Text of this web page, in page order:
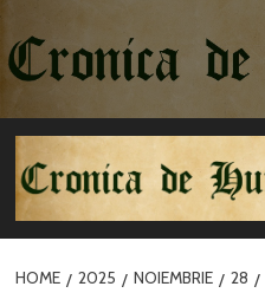
la
conținut
HOME 2025 NOIEMBRIE 28